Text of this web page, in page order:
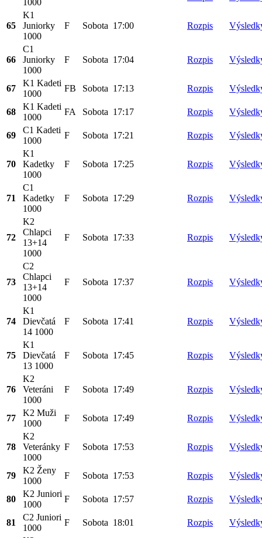
65
K1
Juniorky
1000
F Sobota 17:00 Rozpis
66
C1
Juniorky
1000
F Sobota 17:04 Rozpis
67
K1 Kadeti
1000
FB Sobota 17:13 Rozpis
68
K1 Kadeti
1000
FA Sobota 17:17 Rozpis
69
C1 Kadeti
1000
F Sobota 17:21 Rozpis
70
K1
Kadetky
1000
F Sobota 17:25 Rozpis
71
C1
Kadetky
1000
F Sobota 17:29 Rozpis
72
K2
Chlapci
13+14
1000
F Sobota 17:33 Rozpis
73
C2
Chlapci
13+14
1000
F Sobota 17:37 Rozpis
74
K1
Dievčatá
14 1000
F Sobota 17:41 Rozpis
75
K1
Dievčatá
13 1000
F Sobota 17:45 Rozpis
76
K2
Veteráni
1000
F Sobota 17:49 Rozpis
77
K2 Muži
1000
F Sobota 17:49 Rozpis
78
K2
Veteránky
1000
F Sobota 17:53 Rozpis
79
K2 Ženy
1000
F Sobota 17:53 Rozpis
80
K2 Juniori
1000
F Sobota 17:57 Rozpis
81
C2 Juniori
1000
F Sobota 18:01 Rozpis